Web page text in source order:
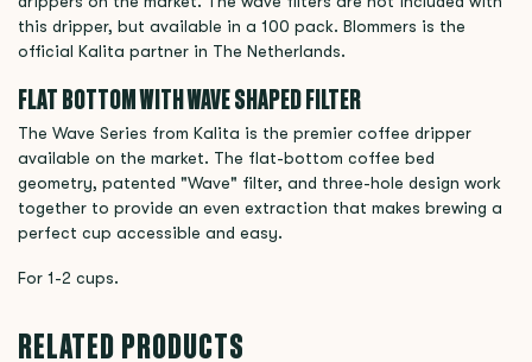
this dripper, but available in a 100 pack. Blommers is the
official Kalita partner in The Netherlands.
FLAT BOTTOM WITH WAVE SHAPED FILTER
The Wave Series from Kalita is the premier coffee dripper
available on the market. The flat-bottom coffee bed
geometry, patented "Wave" filter, and three-hole design work
together to provide an even extraction that makes brewing a
perfect cup accessible and easy.
For 1-2 cups.
RELATED PRODUCTS